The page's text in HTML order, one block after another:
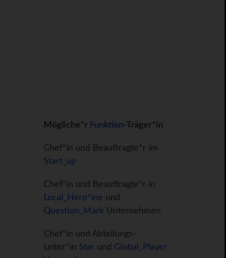
Mögliche*r Funktion-Träger*in
Chef*in und Beauftragte*r im
Start_up
Chef*in und Beauftragte*r in
Local_Hero*ine und
Question_Mark Unternehmen
Chef*in und Abteilungs-
Leiter*in Star und Global_Player